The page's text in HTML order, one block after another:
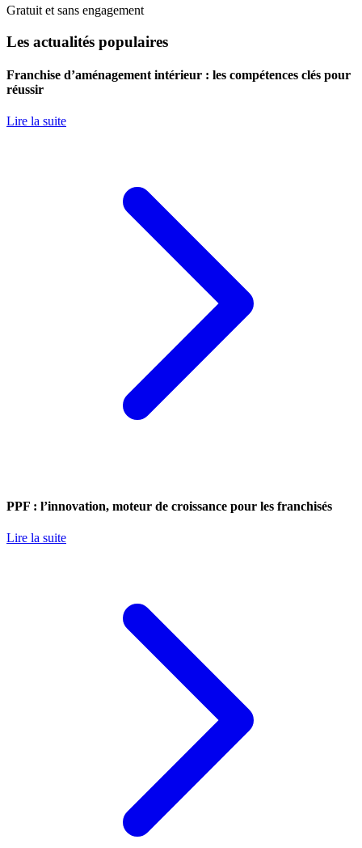
Gratuit et sans engagement
Les actualités populaires
Franchise d’aménagement intérieur : les compétences clés pour
réussir
Lire la suite
PPF : l’innovation, moteur de croissance pour les franchisés
Lire la suite